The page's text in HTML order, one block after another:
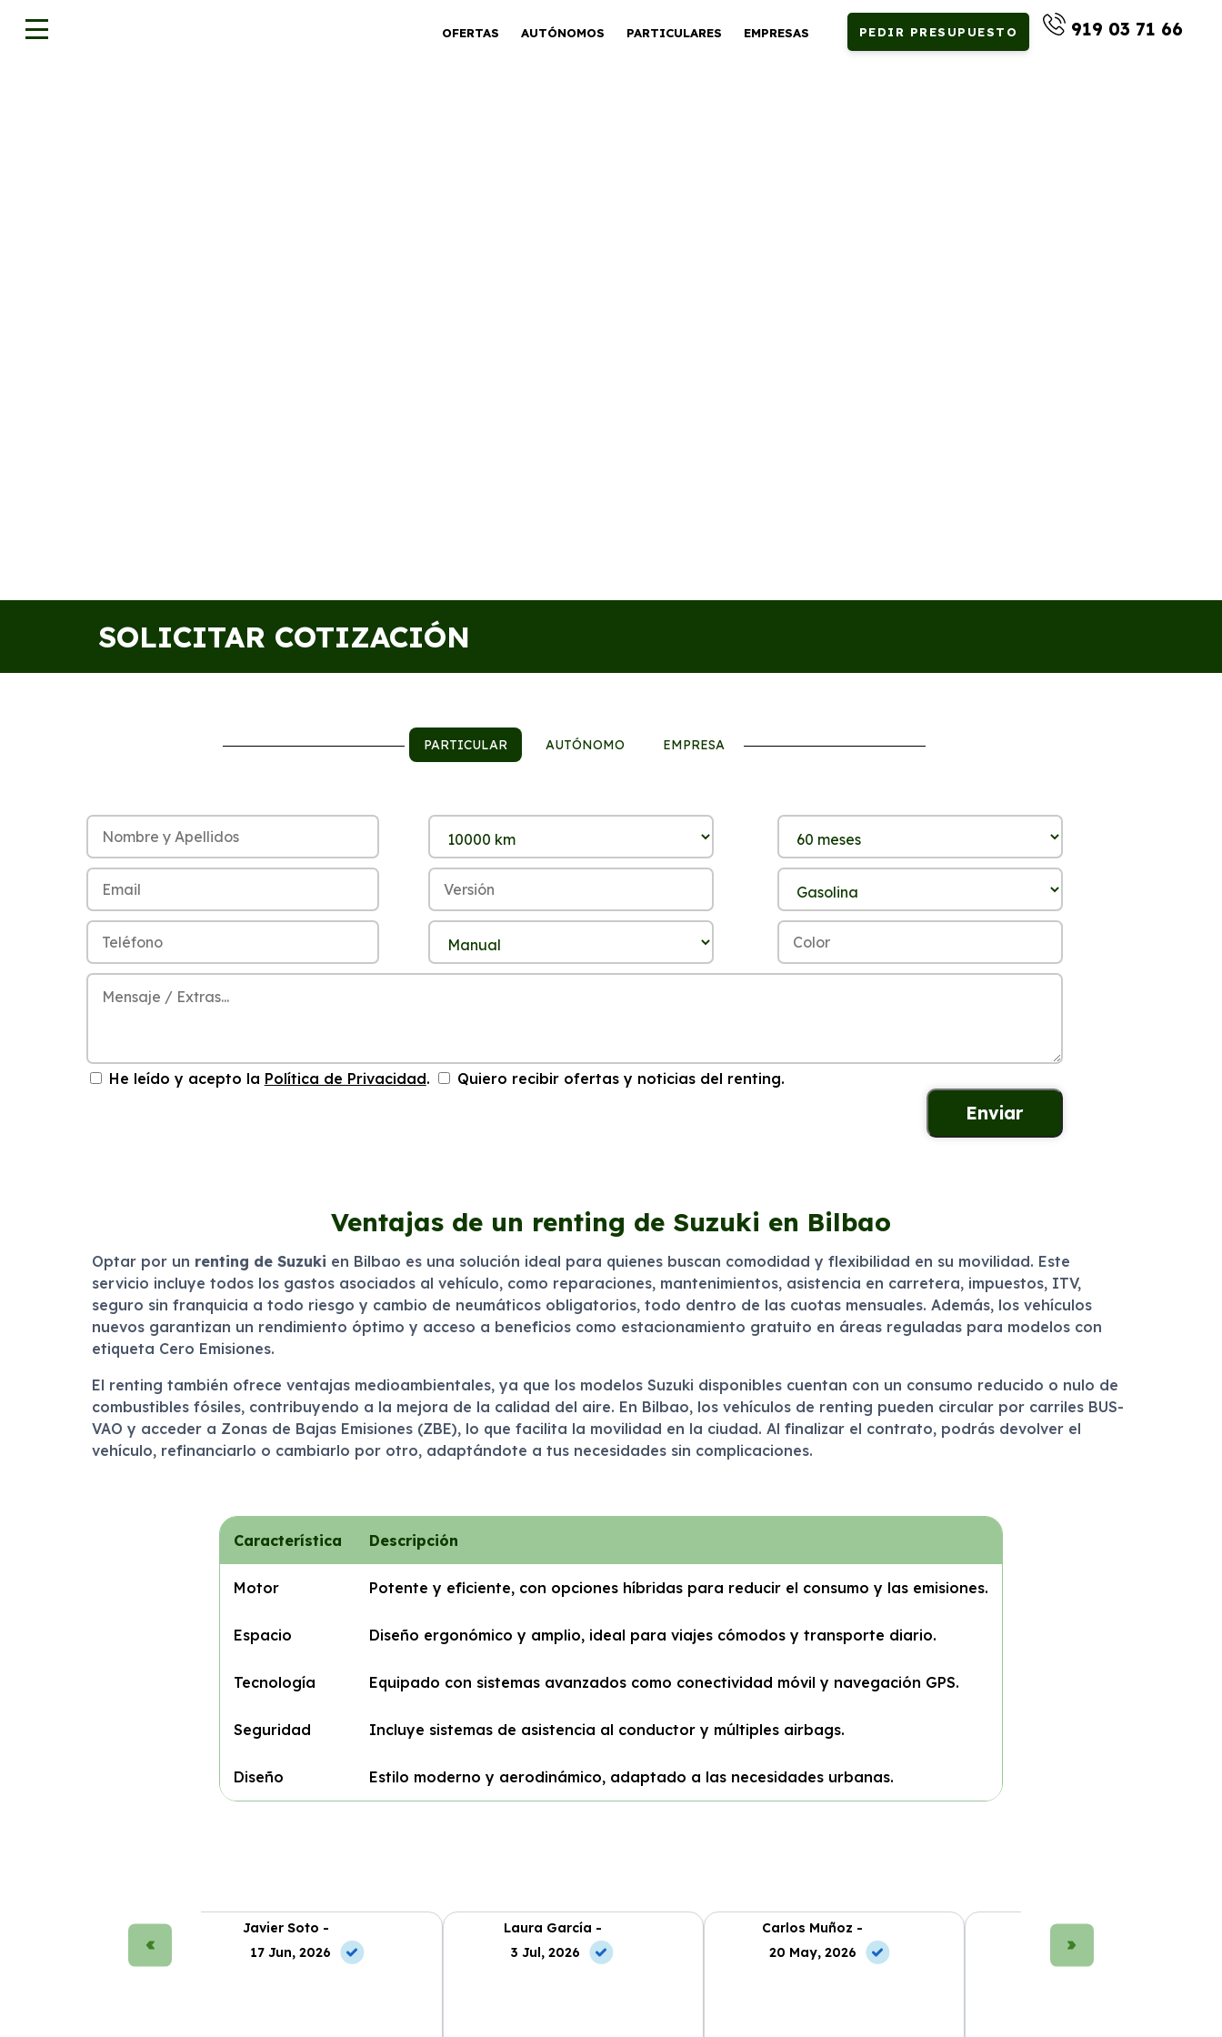
OFERTAS AUTÓNOMOS PARTICULARES EMPRESAS PEDIR PRESUPUESTO 919 03 71 66
SOLICITAR COTIZACIÓN
PARTICULAR AUTÓNOMO EMPRESA
He leído y acepto la Política de Privacidad. Quiero recibir ofertas y noticias del renting.
Ventajas de un renting de Suzuki en Bilbao
Optar por un renting de Suzuki en Bilbao es una solución ideal para quienes buscan comodidad y flexibilidad en su movilidad. Este
servicio incluye todos los gastos asociados al vehículo, como reparaciones, mantenimientos, asistencia en carretera, impuestos, ITV,
seguro sin franquicia a todo riesgo y cambio de neumáticos obligatorios, todo dentro de las cuotas mensuales. Además, los vehículos
nuevos garantizan un rendimiento óptimo y acceso a beneficios como estacionamiento gratuito en áreas reguladas para modelos con
etiqueta Cero Emisiones.
El renting también ofrece ventajas medioambientales, ya que los modelos Suzuki disponibles cuentan con un consumo reducido o nulo de
combustibles fósiles, contribuyendo a la mejora de la calidad del aire. En Bilbao, los vehículos de renting pueden circular por carriles BUS-
VAO y acceder a Zonas de Bajas Emisiones (ZBE), lo que facilita la movilidad en la ciudad. Al finalizar el contrato, podrás devolver el
vehículo, refinanciarlo o cambiarlo por otro, adaptándote a tus necesidades sin complicaciones.
Característica Descripción
Motor Potente y eficiente, con opciones híbridas para reducir el consumo y las emisiones.
Espacio Diseño ergonómico y amplio, ideal para viajes cómodos y transporte diario.
Tecnología Equipado con sistemas avanzados como conectividad móvil y navegación GPS.
Seguridad Incluye sistemas de asistencia al conductor y múltiples airbags.
Diseño Estilo moderno y aerodinámico, adaptado a las necesidades urbanas.
Javier Soto -
17 Jun, 2026
Laura García -
3 Jul, 2026
Carlos Muñoz -
20 May, 2026
María López -
10 Jul, 2026